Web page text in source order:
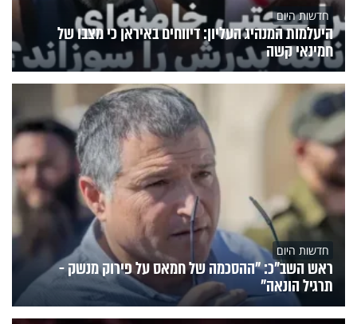
חדשות היום
היעלמות המנהיג העליון: דיווחים באיראן כי מצבו של
חמינאי קשה
חדשות היום
ראש השב"כ: "ההסכמה של חמאס על פירוק מנשק -
תרגיל הונאה"